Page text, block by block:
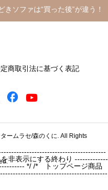
ソファは“買った後”が違う！
商取引法に基づく表記
ームラセ/森のくに. All Rights
非表示にする終わり -------------
*/ /* トップページ商品